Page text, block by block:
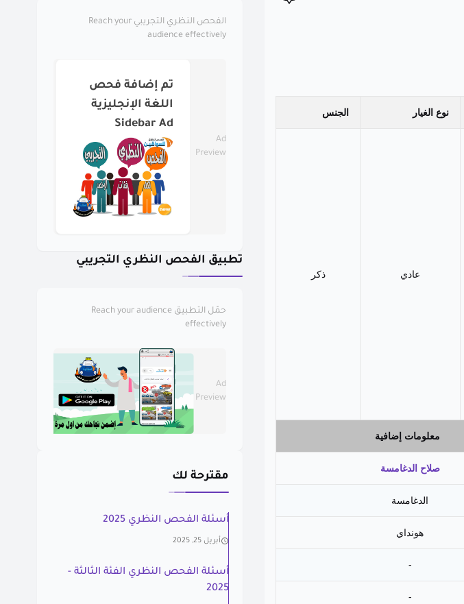
نوع الغيار الجنس
عادي ذكر
معلومات إضافية
صلاح الدغامسة
الدغامسة
هونداي
-
-
الفحص النظري التجريبي Reach your
audience effectively
Ad
Preview
تم إضافة فحص
اللغة الإنجليزية
Sidebar Ad
تطبيق الفحص النظري التجريبي
حمّل التطبيق Reach your audience
effectively
Ad
Preview
مقترحة لك
أسئلة الفحص النظري 2025
أبريل 25, 2025
أسئلة الفحص النظري الفئة الثالثة -
2025